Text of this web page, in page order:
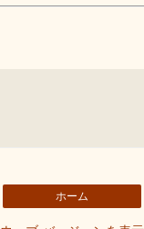
ホーム